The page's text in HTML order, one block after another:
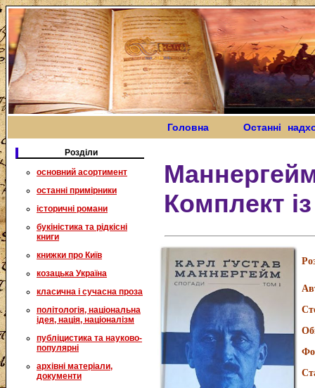
Головна Останні
Розділи
основний асортимент
останні примірники
історичні романи
букіністика та рідкісні
книги
книжки про Київ
козацька Україна
класична і сучасна проза
політологія, національна
ідея, нація, націоналізм
публіцистика та науково-
популярні
архівні матеріали,
документи
Комплект